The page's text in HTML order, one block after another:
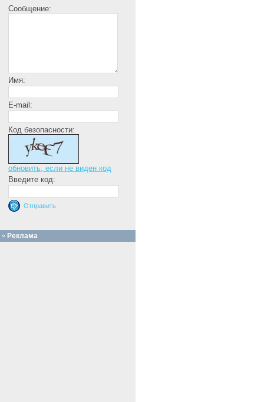
Сообщение:
Имя:
E-mail:
Код безопасности:
обновить, если не виден код
Введите код:
Реклама